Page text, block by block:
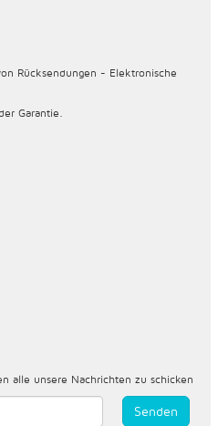
Rücksendungen - Elektronische
Garantie.
alle unsere Nachrichten zu schicken